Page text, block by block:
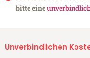
bitte eine
Unverbindlichen